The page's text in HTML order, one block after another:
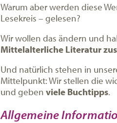
Warum aber werden diese
Lesekreis – gelesen?
Wir wollen das ändern und
Mittelalterliche Literatur
Und natürlich stehen in
Mittelpunkt: Wir stellen die
und geben viele Buchtipps.
Allgemeine